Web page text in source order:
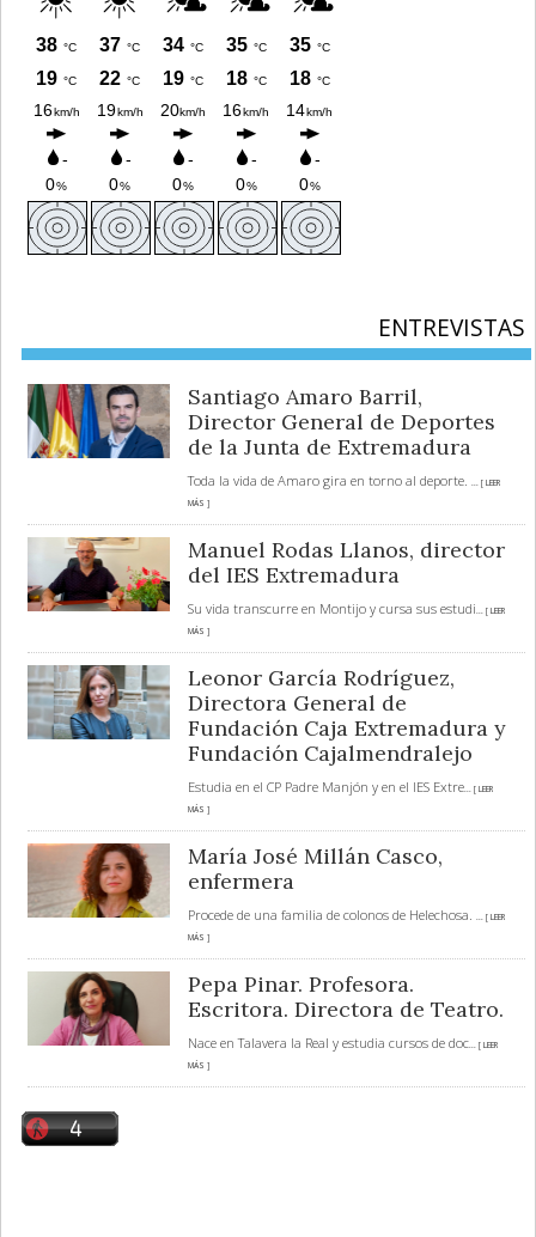
ENTREVISTAS
Santiago Amaro Barril,
Director General de Deportes
de la Junta de Extremadura
Toda la vida de Amaro gira en torno al deporte. ... [ LEER
MÁS ]
Manuel Rodas Llanos, director
del IES Extremadura
Su vida transcurre en Montijo y cursa sus estudi... [ LEER
MÁS ]
Leonor García Rodríguez,
Directora General de
Fundación Caja Extremadura y
Fundación Cajalmendralejo
Estudia en el CP Padre Manjón y en el IES Extre... [ LEER
MÁS ]
María José Millán Casco,
enfermera
Procede de una familia de colonos de Helechosa. ... [ LEER
MÁS ]
Pepa Pinar. Profesora.
Escritora. Directora de Teatro.
Nace en Talavera la Real y estudia cursos de doc... [ LEER
MÁS ]